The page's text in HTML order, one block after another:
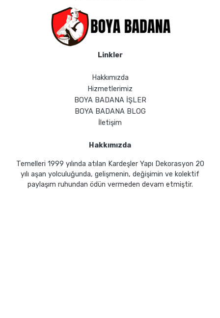
Linkler
Hakkımızda
Hizmetlerimiz
BOYA BADANA İŞLER
BOYA BADANA BLOG
İletişim
Hakkımızda
Temelleri 1999 yılında atılan Kardeşler Yapı Dekorasyon 20
yılı aşan yolculuğunda, gelişmenin, değişimin ve kolektif
paylaşım ruhundan ödün vermeden devam etmiştir.